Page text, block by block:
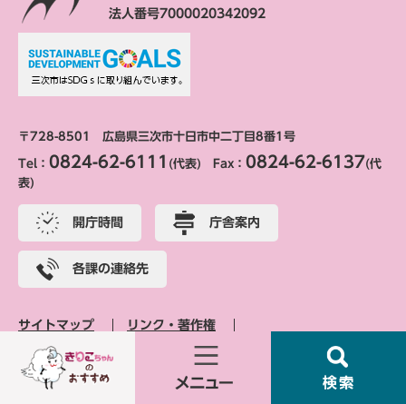
法人番号7000020342092
〒728-8501 広島県三次市十日市中二丁目8番1号
Tel： 0824-62-6111 (代表) Fax： 0824-62-6137(代
表)
開庁時間 庁舎案内
各課の連絡先
サイトマップ リンク・著作権
交通アクセス 個人情報保護 アクセシビリティ